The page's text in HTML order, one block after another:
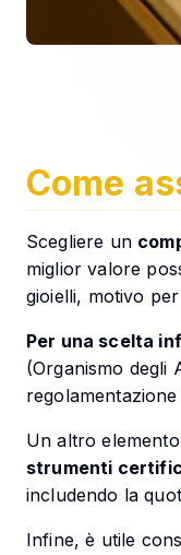
Come
Scegliere un
miglior valore
gioielli, motivo
Per una scelta
(Organismo degli
Un altro
strumenti
includendo la
Infine, è utile